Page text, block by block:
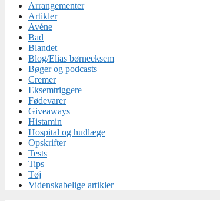
Arrangementer
Artikler
Avéne
Bad
Blandet
Blog/Elias børneeksem
Bøger og podcasts
Cremer
Eksemtriggere
Fødevarer
Giveaways
Histamin
Hospital og hudlæge
Opskrifter
Tests
Tips
Tøj
Videnskabelige artikler